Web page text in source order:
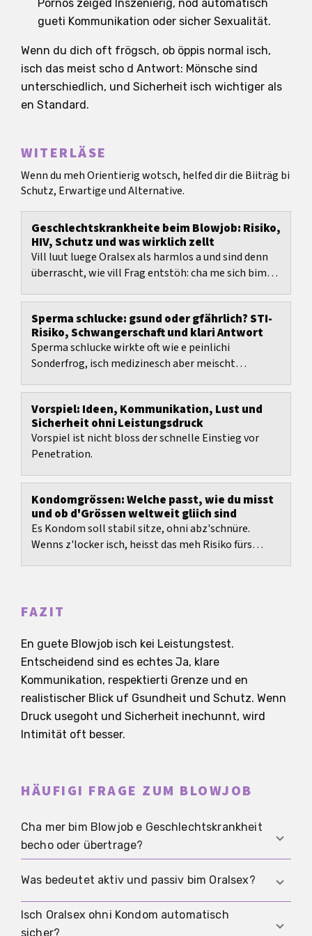
Pornos zeiged Inszenierig, nöd automatisch
gueti Kommunikation oder sicher Sexualität.
Wenn du dich oft frögsch, ob öppis normal isch,
isch das meist scho d Antwort: Mönsche sind
unterschiedlich, und Sicherheit isch wichtiger als
en Standard.
WITERLÄSE
Wenn du meh Orientierig wotsch, helfed dir die Biiträg bi
Schutz, Erwartige und Alternative.
Geschlechtskrankheite beim Blowjob: Risiko,
HIV, Schutz und was wirklich zellt
Vill luut luege Oralsex als harmlos a und sind denn
überrascht, wie vill Frag entstöh: cha me sich bim
Sperma schlucke: gsund oder gfährlich? STI-
Risiko, Schwangerschaft und klari Antwort
Sperma schlucke wirkte oft wie e peinlichi
Sonderfrog, isch medizinesch aber meischt
Vorspiel: Ideen, Kommunikation, Lust und
Sicherheit ohni Leistungsdruck
Vorspiel ist nicht bloss der schnelle Einstieg vor
Penetration.
Kondomgrössen: Welche passt, wie du misst
und ob d'Grössen weltweit gliich sind
Es Kondom soll stabil sitze, ohni abz'schnüre.
Wenns z'locker isch, heisst das meh Risiko fürs
FAZIT
En guete Blowjob isch kei Leistungstest.
Entscheidend sind es echtes Ja, klare
Kommunikation, respektierti Grenze und en
realistischer Blick uf Gsundheit und Schutz. Wenn
Druck usegoht und Sicherheit inechunnt, wird
Intimität oft besser.
HÄUFIGI FRAGE ZUM BLOWJOB
Cha mer bim Blowjob e Geschlechtskrankheit
becho oder übertrage?
Ja. Geschlechtskrankheite chönd bi Oralsex
bemerkt. Wenn du s Risiko besser iordne wotsch,
liesGeschlechtskrankheite bim Blowjob
Was bedeutet aktiv und passiv bim Oralsex?
Aktiv bedeutet: Du gibsch Oralsex, din Mund het
Isch Oralsex ohni Kondom automatisch
sicher?